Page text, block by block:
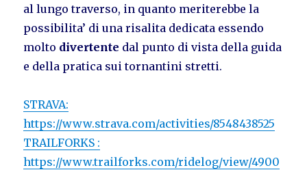
al lungo traverso, in quanto meriterebbe la
possibilita’ di una risalita dedicata essendo
molto divertente dal punto di vista della guida
e della pratica sui tornantini stretti.
STRAVA:
https://www.strava.com/activities/8548438525
TRAILFORKS :
https://www.trailforks.com/ridelog/view/4900